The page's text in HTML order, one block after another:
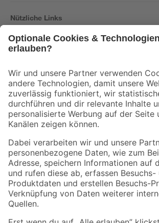
Nützliche Links
Der toom Newsletter: Keine Angebote und Aktionen
Zur Newsletter Anmeldung
Folge uns
Zahlungsarten Versandarten
Sicher einkaufen